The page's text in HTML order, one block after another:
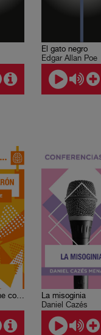
El gato negro
Edgar Allan Poe
Charla sobre cine con Alfonso Cuarón
La misoginia
Daniel Cazés